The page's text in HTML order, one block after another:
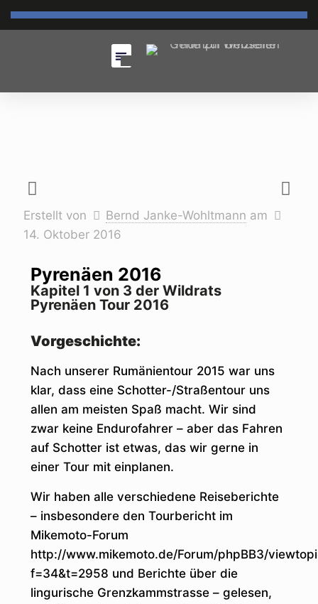
Erstellt von Bernd Janke-Wohltmann am
14. Oktober 2016
Pyrenäen 2016
Kapitel 1 von 3 der Wildrats
Pyrenäen Tour 2016
Vorgeschichte:
Nach unserer Rumänientour 2015 war uns
klar, dass eine Schotter-/Straßentour uns
allen am meisten Spaß macht. Wir sind
zwar keine Endurofahrer – aber das Fahren
auf Schotter ist etwas, das wir gerne in
einer Tour mit einplanen.
Wir haben alle verschiedene Reiseberichte
– insbesondere den Tourbericht im
Mikemoto-Forum
http://www.mikemoto.de/Forum/phpBB3/
f=34&t=2958 und Berichte über die
lingurische Grenzkammstrasse – gelesen,